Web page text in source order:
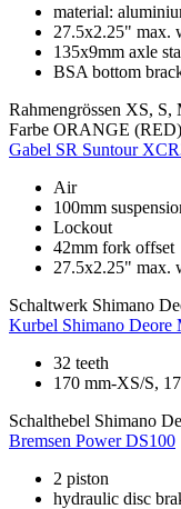
material:
27.5x2.25" max.
135x9mm axle
BSA bottom
Rahmengrössen XS, S,
Farbe ORANGE (RED)
Gabel SR Suntour
Air
100mm
Lockout
42mm fork offset
27.5x2.25" max.
Schaltwerk Shimano
Kurbel Shimano Deore
32 teeth
170 mm-XS/S,
Schalthebel Shimano
Bremsen Power DS100
2 piston
hydraulic disc